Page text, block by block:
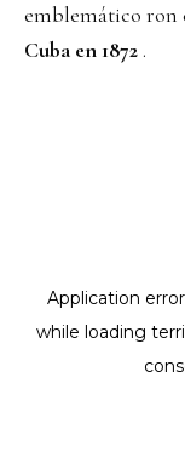
emblemático ron
Cuba en 1872.